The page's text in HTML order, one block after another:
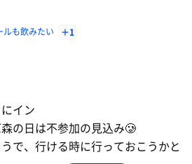
ました
かりとアツい
か
んと掛け合いするけど
ひと時
ぱい受けてフラフラに
くらくらにキマりました
とうございました
ルも飲みたい ＋1
イン
の日は不参加の見込み🥲
で、行ける時に行っておこうかと